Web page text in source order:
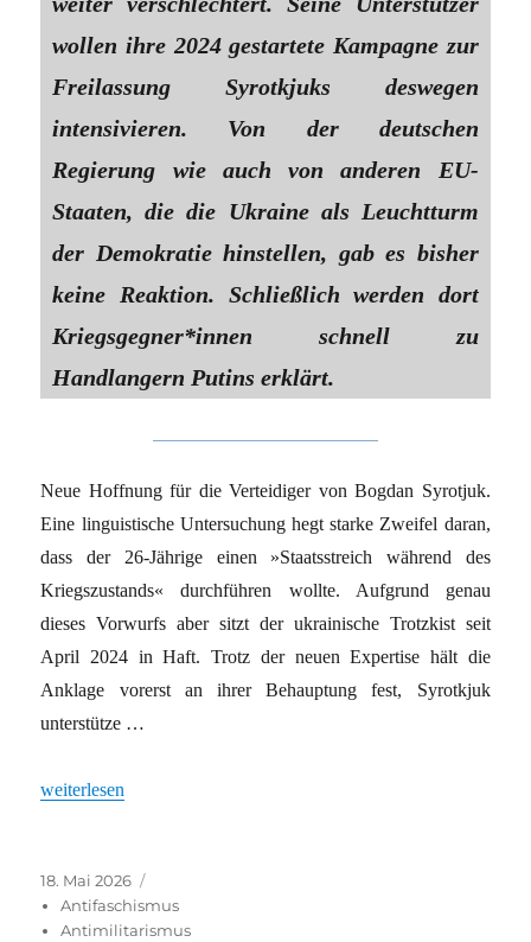
wollen ihre 2024 gestartete Kampagne zur
Freilassung Syrotkjuks deswegen
intensivieren. Von der deutschen
Regierung wie auch von anderen EU-
Staaten, die die Ukraine als Leuchtturm
der Demokratie hinstellen, gab es bisher
keine Reaktion. Schließlich werden dort
Kriegsgegner*innen schnell zu
Handlangern Putins erklärt.
Neue Hoffnung für die Verteidiger von Bogdan Syrotjuk.
Eine linguistische Untersuchung hegt starke Zweifel daran,
dass der 26-Jährige einen »Staatsstreich während des
Kriegszustands« durchführen wollte. Aufgrund genau
dieses Vorwurfs aber sitzt der ukrainische Trotzkist seit
April 2024 in Haft. Trotz der neuen Expertise hält die
Anklage vorerst an ihrer Behauptung fest, Syrotkjuk
unterstütze …
„Bogdan Syrotjuk: Nicht Freund des Feindes. Feind des Krieges“
weiterlesen
Veröffentlicht
am
18. Mai 2026
Antifaschismus
Antimilitarismus